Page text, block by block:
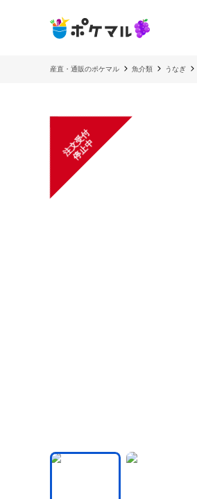
産直・通販のポケマル 魚介類 うなぎ
注
文
受
付
停
止
中